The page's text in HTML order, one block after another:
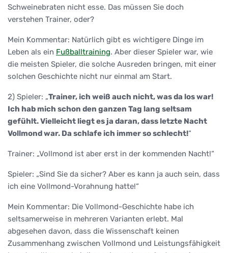
Schweinebraten nicht esse. Das müssen Sie doch
verstehen Trainer, oder?
Mein Kommentar: Natürlich gibt es wichtigere Dinge im
Leben als ein Fußballtraining. Aber dieser Spieler war, wie
die meisten Spieler, die solche Ausreden bringen, mit einer
solchen Geschichte nicht nur einmal am Start.
2) Spieler: „Trainer, ich weiß auch nicht, was da los war!
Ich hab mich schon den ganzen Tag lang seltsam
gefühlt. Vielleicht liegt es ja daran, dass letzte Nacht
Vollmond war. Da schlafe ich immer so schlecht!“
Trainer: „Vollmond ist aber erst in der kommenden Nacht!“
Spieler: „Sind Sie da sicher? Aber es kann ja auch sein, dass
ich eine Vollmond-Vorahnung hatte!“
Mein Kommentar: Die Vollmond-Geschichte habe ich
seltsamerweise in mehreren Varianten erlebt. Mal
abgesehen davon, dass die Wissenschaft keinen
Zusammenhang zwischen Vollmond und Leistungsfähigkeit